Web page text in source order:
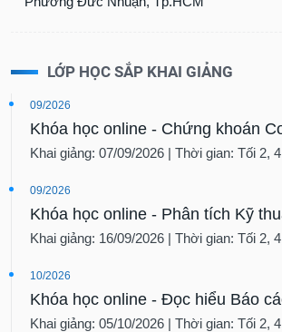
LỚP HỌC SẮP KHAI GIẢNG
09/2026
Khóa học online - Chứng khoán
Khai giảng: 07/09/2026 | Thời gian: Tối 2,
09/2026
Khóa học online - Phân tích Kỹ
Khai giảng: 16/09/2026 | Thời gian: Tối 2,
10/2026
Khóa học online - Đọc hiểu Báo
Khai giảng: 05/10/2026 | Thời gian: Tối 2,